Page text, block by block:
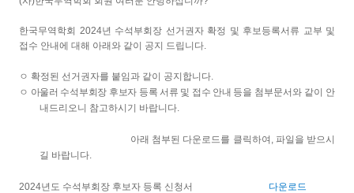
한국무역학회 2024년 수석부회장 선거권자 확정 및 후보등록서류 교부 및
접수 안내에 대해 아래와 같이 공지 드립니다.
ㅇ 확정된 선거권자를 붙임과 같이 공지합니다.
ㅇ 아울러 수석부회장 후보자 등록 서류 및 접수 안내 등을 첨부문서와 같이 안
내드리오니 참고하시기 바랍니다.
아래 첨부된 다운로드를 클릭하여, 파일을 받으시
길 바랍니다.
2024년도 수석부회장 후보자 등록 신청서 다운로드